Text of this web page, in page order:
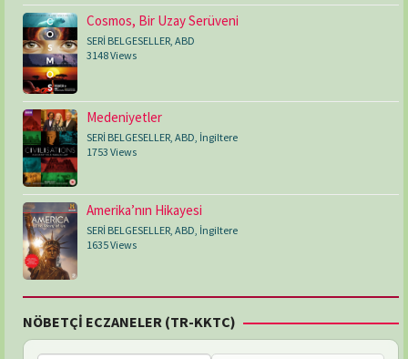
Cosmos, Bir Uzay Serüveni
SERİ BELGESELLER ABD
3148 Views
Medeniyetler
SERİ BELGESELLER ABD İngiltere
1753 Views
Amerika’nın Hikayesi
SERİ BELGESELLER, ABD, İngiltere
1635 Views
NÖBETÇİ ECZANELER (TR-KKTC)